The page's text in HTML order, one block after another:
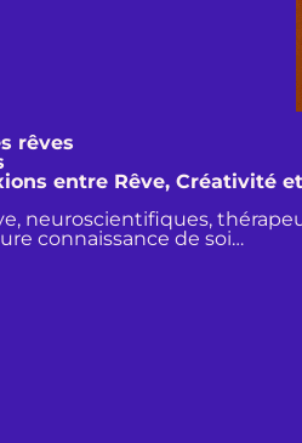
rêves
entre Rêve, Créativité
neuroscientifiques,
connaissance de soi…